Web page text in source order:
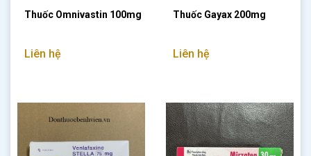
Thuốc Omnivastin 100mg
Liên hệ
Thuốc Gayax 200mg
Liên hệ